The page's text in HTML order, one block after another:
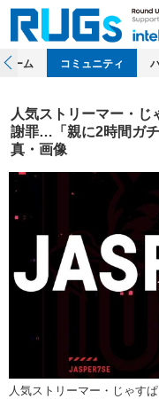
ホーム コミュニティ
人気ストリーマー・じ
謝罪…「親に2時間ガ
真・画像
人気ストリーマー・じゃす